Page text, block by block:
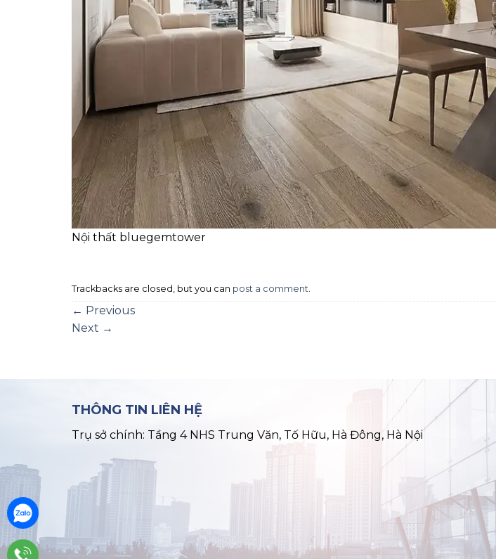
Nội thất bluegemtower
Trackbacks are closed, but you can post a comment
← Previous
Next →
THÔNG TIN LIÊN HỆ
Trụ sở chính: Tầng 4 NHS Trung Văn, Tố Hữu, Hà Đông, Hà Nội